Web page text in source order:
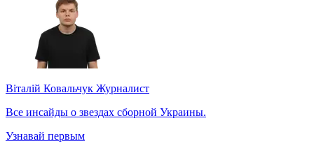
Віталій Ковальчук Журналист
Все инсайды о звездах сборной Украины.
Узнавай первым